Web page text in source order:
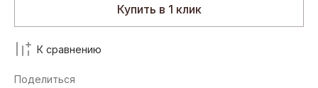
Купить в 1 клик
К сравнению
Поделиться